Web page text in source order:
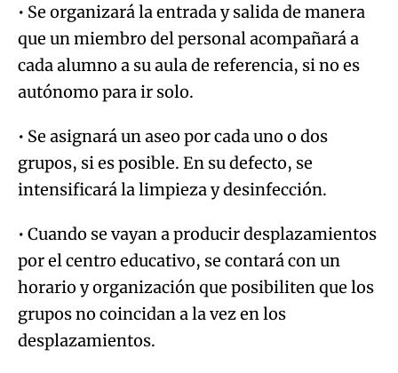
• Se organizará la entrada y salida de manera
que un miembro del personal acompañará a
cada alumno a su aula de referencia, si no es
autónomo para ir solo.
• Se asignará un aseo por cada uno o dos
grupos, si es posible. En su defecto, se
intensificará la limpieza y desinfección.
• Cuando se vayan a producir desplazamientos
por el centro educativo, se contará con un
horario y organización que posibiliten que los
grupos no coincidan a la vez en los
desplazamientos.